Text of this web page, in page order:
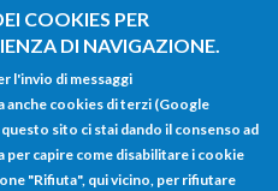
COOKIES PER
DI NAVIGAZIONE.
l'invio di messaggi
anche cookies di terzi (Google
sito ci stai dando il consenso ad
capire come disabilitare i cookie
"Rifiuta", qui vicino, per rifiutare